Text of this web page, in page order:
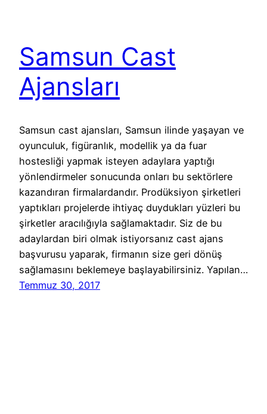
Samsun Cast
Ajansları
Samsun cast ajansları, Samsun ilinde yaşayan ve
oyunculuk, figüranlık, modellik ya da fuar
hostesliği yapmak isteyen adaylara yaptığı
yönlendirmeler sonucunda onları bu sektörlere
kazandıran firmalardandır. Prodüksiyon şirketleri
yaptıkları projelerde ihtiyaç duydukları yüzleri bu
şirketler aracılığıyla sağlamaktadır. Siz de bu
adaylardan biri olmak istiyorsanız cast ajans
başvurusu yaparak, firmanın size geri dönüş
sağlamasını beklemeye başlayabilirsiniz. Yapılan…
Temmuz 30, 2017